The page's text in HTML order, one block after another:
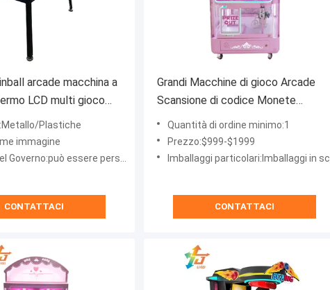
arcade macchina a
LCD multi gioco
Plastiche
immagine
essere personalizzato
CONTATTACI
Grandi Macchine di gioco Arcade
Scansione di codice Monete
Operato Macchina di gioco di
artiglieria In centro commerciale
Quantità di ordine minimo:1
Prezzo:$999-$1999
Imballaggi particolari:Imballaggi in scatole di legno
CONTATTACI